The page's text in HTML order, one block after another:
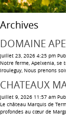
Archives
DOMAINE
juillet 23, 2026 4:25 pm
Notre ferme, Apelxenia, se
Irouleguy, Nous prenons
CHATEAUX
juillet 9, 2026 11:57 am
Le château Marquis de
profondes au cœur de